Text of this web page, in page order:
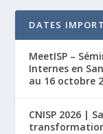
DATES
MeetISP –
Internes en
au 16 octobre
CNISP 2026 |